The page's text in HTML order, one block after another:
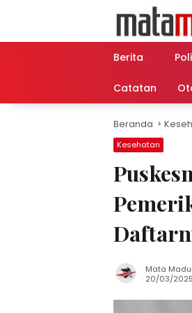
Berita
Catatan
Beranda
Kesehatan
Mata
20/03/2025